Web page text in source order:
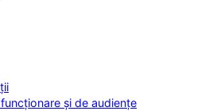
și de audiențe